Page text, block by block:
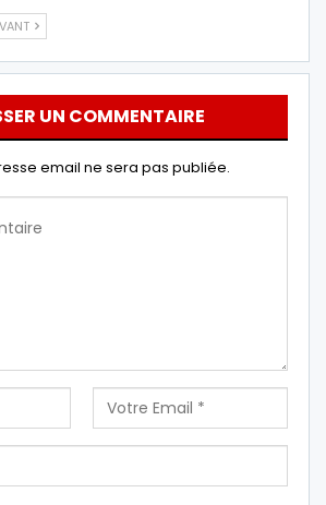
UN COMMENTAIRE
email ne sera pas publiée.